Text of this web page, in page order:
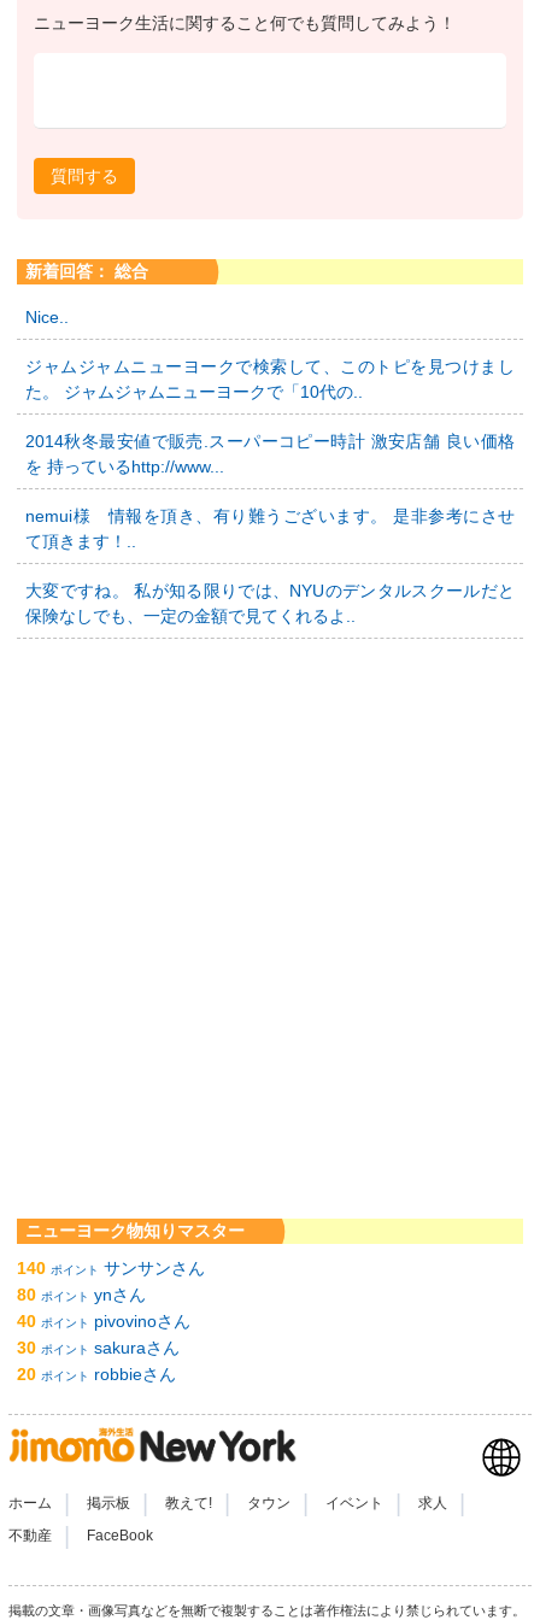
ニューヨーク生活に関すること何でも質問してみよう！
質問する
新着回答： 総合
Nice..
ジャムジャムニューヨークで検索して、このトピを見つけまし
た。 ジャムジャムニューヨークで「10代の..
2014秋冬最安値で販売.スーパーコピー時計 激安店舗 良い価格
を 持っているhttp://www...
nemui様 情報を頂き、有り難うございます。 是非参考にさせ
て頂きます！..
大変ですね。 私が知る限りでは、NYUのデンタルスクールだと
保険なしでも、一定の金額で見てくれるよ..
ニューヨーク物知りマスター
140 ポイント サンサンさん
80 ポイント ynさん
40 ポイント
pivovinoさん
30 ポイント sakuraさん
20 ポイント robbieさん
ホーム 掲示板 教えて! タウン イベント 求人
不動産 FaceBook
掲載の文章・画像写真などを無断で複製することは著作権法により禁じられています。